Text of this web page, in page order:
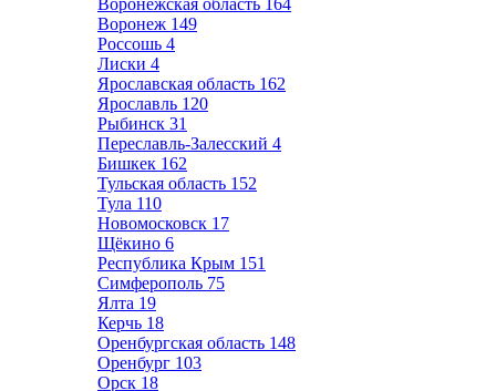
Воронежская область 164
Воронеж 149
Россошь 4
Лиски 4
Ярославская область 162
Ярославль 120
Рыбинск 31
Переславль-Залесский 4
Бишкек 162
Тульская область 152
Тула 110
Новомосковск 17
Щёкино 6
Республика Крым 151
Симферополь 75
Ялта 19
Керчь 18
Оренбургская область 148
Оренбург 103
Орск 18